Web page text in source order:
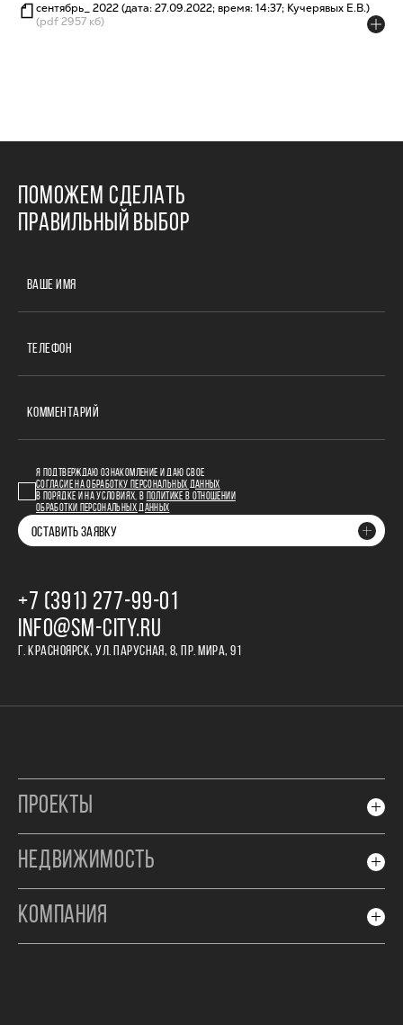
сентябрь_ 2022 (дата: 27.09.2022; время: 14:37; Кучерявых Е.В.)
(pdf 2957 кб)
ПОМОЖЕМ СДЕЛАТЬ
ПРАВИЛЬНЫЙ ВЫБОР
ВАШЕ ИМЯ
ТЕЛЕФОН
КОММЕНТАРИЙ
Я ПОДТВЕРЖДАЮ ОЗНАКОМЛЕНИЕ И ДАЮ СВОЕ
СОГЛАСИЕ НА ОБРАБОТКУ ПЕРСОНАЛЬНЫХ ДАННЫХ
В ПОРЯДКЕ И НА УСЛОВИЯХ, В
ПОЛИТИКЕ В ОТНОШЕНИИ
ОБРАБОТКИ ПЕРСОНАЛЬНЫХ ДАННЫХ
ОСТАВИТЬ ЗАЯВКУ
+7 (391) 277‒99‒01
INFO@SM-CITY.RU
Г. КРАСНОЯРСК, УЛ. ПАРУСНАЯ, 8, ПР. МИРА, 91
ПРОЕКТЫ
НЕДВИЖИМОСТЬ
КОМПАНИЯ